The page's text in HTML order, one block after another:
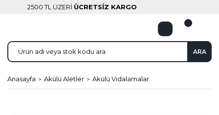
2500 TL ÜZERİ ÜCRETSİZ KARGO
ARA
Anasayfa Akülü Aletler Akülü Vidalamalar